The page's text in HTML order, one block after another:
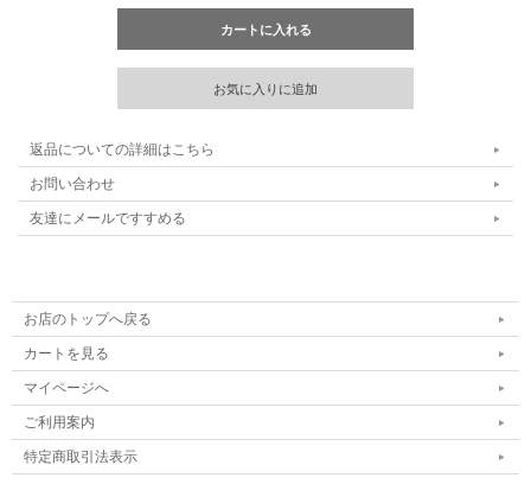
返品についての詳細はこちら
お問い合わせ
友達にメールですすめる
お店のトップへ戻る
カートを見る
マイページへ
ご利用案内
特定商取引法表示